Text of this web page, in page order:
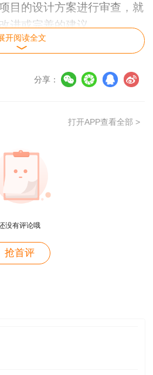
目的设计方案进行审查，就
进或完善的建议。
全技术。运用特殊作业管理
动火、进入受限空间、盲板
过程中的危险、有害因素，
安全技术。运用危险化学品
危险化学品包装、储存、装
安全风险，制定相应安全技
制和检测技术。运用可燃、
统的相关技术和标准，对装
测、报警系统的设置进行审
）及其技术要求。了解化工
制方式，了解噪声、振动、
体等检测方法，了解化工过
损检测技术。
开阅读全文
分享：
打开APP查看全部 >
没有评论哦
抢首评